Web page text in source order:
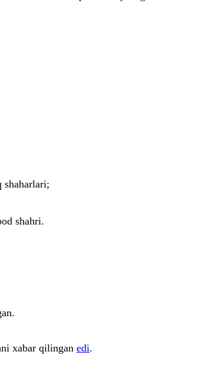
shahri.
xabar qilingan edi.